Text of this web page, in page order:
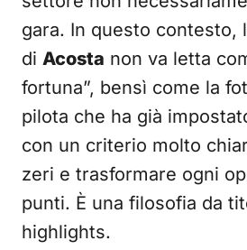
gara. In questo contesto,
di Acosta non va letta
fortuna”, bensì come la
pilota che ha già
con un criterio molto
zeri e trasformare ogni
punti. È una filosofia da
highlights.